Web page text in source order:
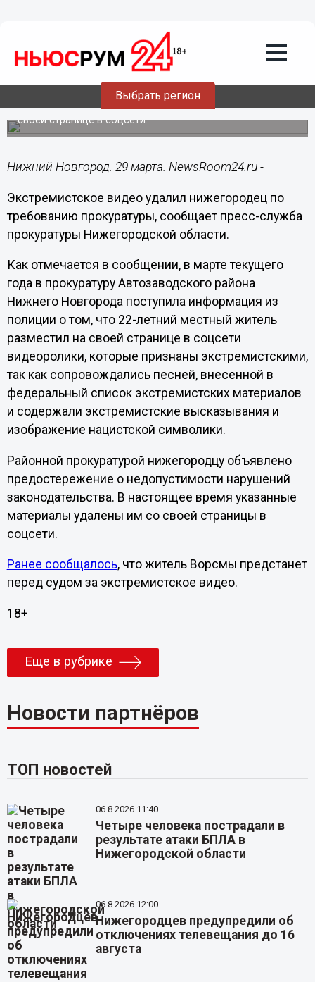
Выбрать регион
Экстремистское видео удалил
нижегородец по требованию
прокуратуры
Видеоролики 22-летний нижегородец разместил на
своей странице в соцсети.
Нижний Новгород. 29 марта. NewsRoom24.ru -
Экстремистское видео удалил нижегородец по
требованию прокуратуры, сообщает пресс-служба
прокуратуры Нижегородской области.
Как отмечается в сообщении, в марте текущего
года в прокуратуру Автозаводского района
Нижнего Новгорода поступила информация из
полиции о том, что 22-летний местный житель
разместил на своей странице в соцсети
видеоролики, которые признаны экстремистскими,
так как сопровождались песней, внесенной в
федеральный список экстремистских материалов
и содержали экстремистские высказывания и
изображение нацистской символики.
Районной прокуратурой нижегородцу объявлено
предостережение о недопустимости нарушений
законодательства. В настоящее время указанные
материалы удалены им со своей страницы в
соцсети.
Ранее сообщалось, что житель Ворсмы предстанет
перед судом за экстремистское видео.
18+
Еще в рубрике
Новости партнёров
ТОП новостей
06.8.2026 11:40
Четыре человека пострадали в
результате атаки БПЛА в
Нижегородской области
06.8.2026 12:00
Нижегородцев предупредили об
отключениях телевещания до 16
августа